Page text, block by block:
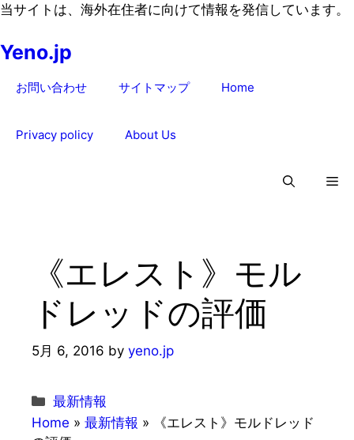
コ
テ
当サイトは、海外在住者に向けて情報を発信しています。
Yeno.jp
お問い合わせ サイトマップ Home
Privacy policy About Us
《エレスト》モル
ドレッドの評価
5月 6, 2016 by yeno.jp
カ
テ
最新情報
Home » 最新情報 »
《エレスト》モルドレッド